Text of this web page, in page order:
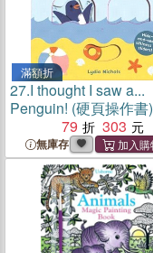
滿額折
27.I thought I saw a...
Penguin! (硬頁操作書)
79
303
無庫存